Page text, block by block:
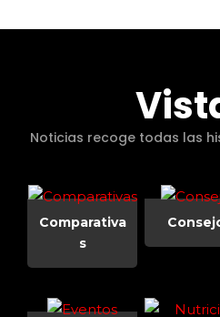
Noticias recoge todas las
Comparativa
s